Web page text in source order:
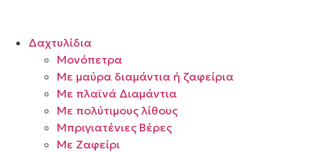
Δαχτυλίδια
Μονόπετρα
Mε μαύρα διαμάντια ή ζαφείρια
Mε πλαϊνά Διαμάντια
Mε πολύτιμους λίθους
Μπριγιατένιες Βέρες
Με Ζαφείρι